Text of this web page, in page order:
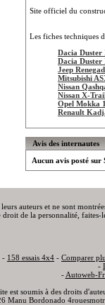
Site officiel du
Les fiches techniques
Dacia Duster
Dacia Duster
Jeep
Mitsubishi
Nissan
Nissan X-
Opel Mokka
Renault
Avis des internautes
Aucun avis posté
auteurs et ne sont
de la personnalité,
- 158 essais 4x4 - Comparer
-
- Autoweb-
est soumis à des droits
Manu Bordonado